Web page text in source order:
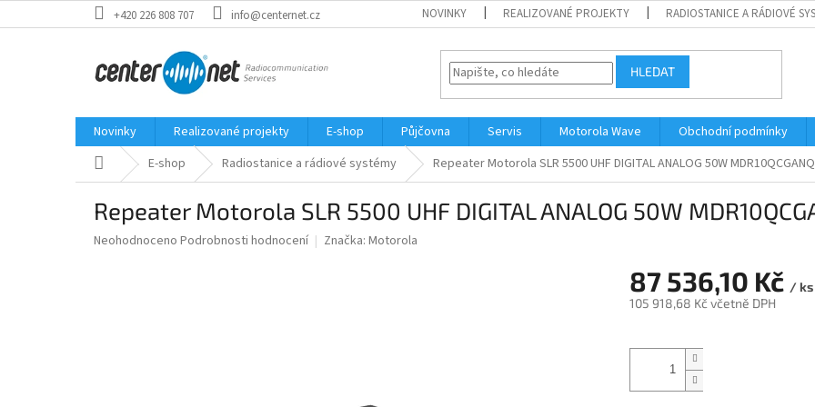
na
+420 226 808 707 info@centernet.cz NOVINKY REALIZOVANÉ PROJEKTY RADIOSTANICE A RÁDIOVÉ
HLEDAT
Novinky Realizované projekty E-shop Půjčovna Servis Motorola Wave Obchodní podmínky
Domů E-shop Radiostanice a rádiové systémy Repeater Motorola SLR 5500 UHF DIGITAL ANALOG 50W
Repeater Motorola SLR 5500 UHF DIGITAL ANALOG 50W
Průměrné
Neohodnoceno Podrobnosti hodnocení Značka: Motorola
87 536,10 Kč / ks
105 918,68 Kč včetně DPH
cena: